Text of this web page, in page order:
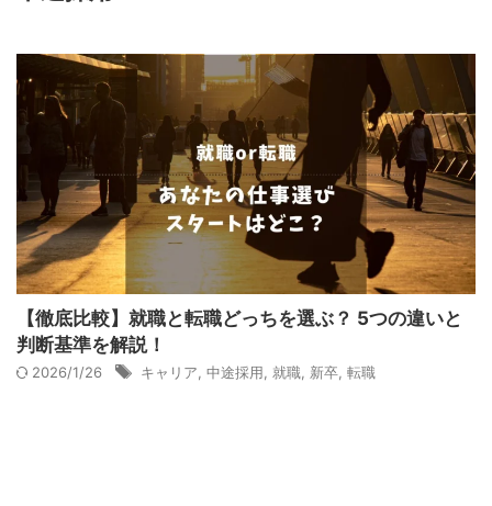
【徹底比較】就職と転職どっちを選ぶ？ 5つの違いと
判断基準を解説！
2026/1/26 キャリア, 中途採用, 就職, 新卒, 転職